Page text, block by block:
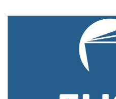
Gehiago irakurri: